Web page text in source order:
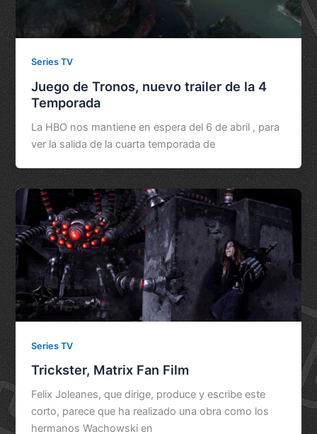
Series TV
Juego de Tronos, nuevo trailer de la 4
Temporada
La HBO nos mantiene en espera del 6 de abril , para
ver la salida de la cuarta temporada de
Series TV
Trickster, Matrix Fan Film
Felix Joleanes, que dirige, produce y escribe este
corto, parece que ha realizado una obra como los
hermanos Wachowski en